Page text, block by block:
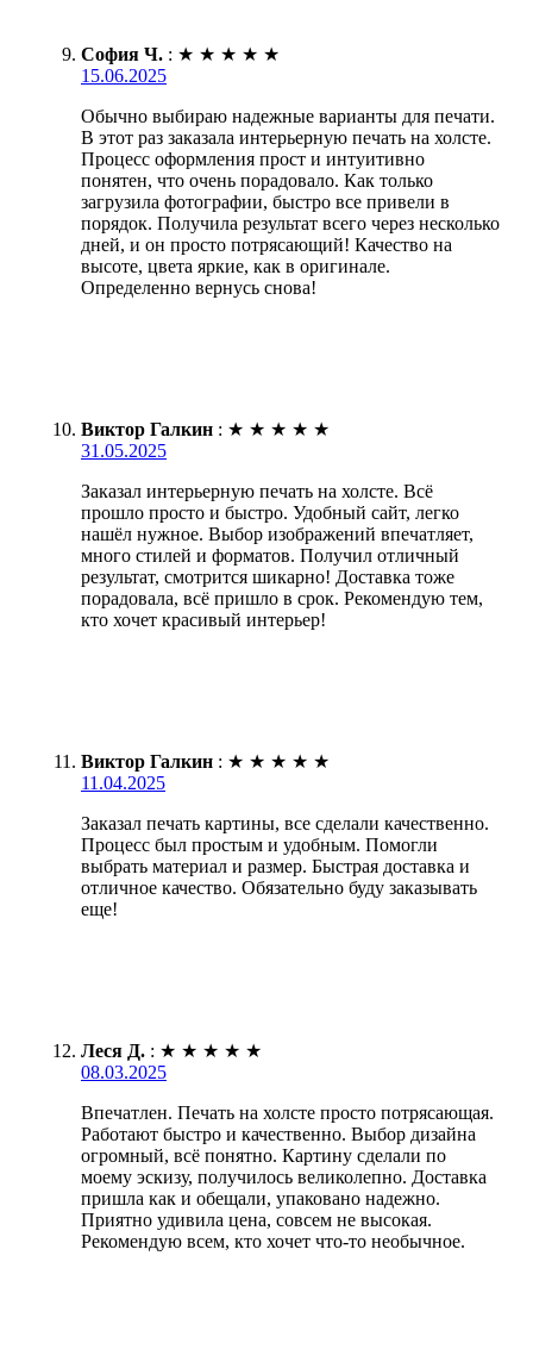
София Ч. : ★ ★ ★ ★ ★
15.06.2025
Обычно выбираю надежные варианты для печати.
В этот раз заказала интерьерную печать на холсте.
Процесс оформления прост и интуитивно
понятен, что очень порадовало. Как только
загрузила фотографии, быстро все привели в
порядок. Получила результат всего через несколько
дней, и он просто потрясающий! Качество на
высоте, цвета яркие, как в оригинале.
Определенно вернусь снова!
Виктор Галкин : ★ ★ ★ ★ ★
31.05.2025
Заказал интерьерную печать на холсте. Всё
прошло просто и быстро. Удобный сайт, легко
нашёл нужное. Выбор изображений впечатляет,
много стилей и форматов. Получил отличный
результат, смотрится шикарно! Доставка тоже
порадовала, всё пришло в срок. Рекомендую тем,
кто хочет красивый интерьер!
Виктор Галкин : ★ ★ ★ ★ ★
11.04.2025
Заказал печать картины, все сделали качественно.
Процесс был простым и удобным. Помогли
выбрать материал и размер. Быстрая доставка и
отличное качество. Обязательно буду заказывать
еще!
Леся Д. : ★ ★ ★ ★ ★
08.03.2025
Впечатлен. Печать на холсте просто потрясающая.
Работают быстро и качественно. Выбор дизайна
огромный, всё понятно. Картину сделали по
моему эскизу, получилось великолепно. Доставка
пришла как и обещали, упаковано надежно.
Приятно удивила цена, совсем не высокая.
Рекомендую всем, кто хочет что-то необычное.